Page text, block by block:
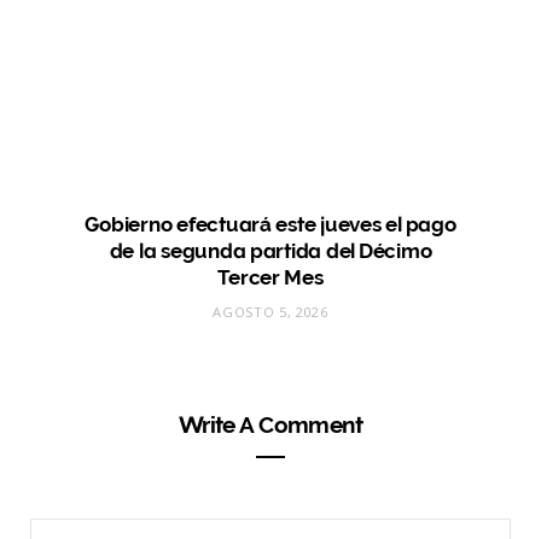
Gobierno efectuará este jueves el pago
de la segunda partida del Décimo
Tercer Mes
AGOSTO 5, 2026
Write A Comment